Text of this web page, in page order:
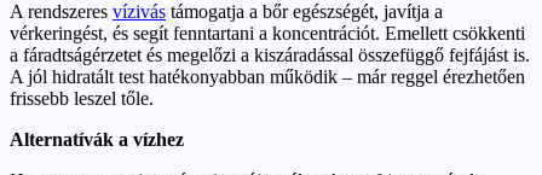
A rendszeres vízivás támogatja a bőr egészségét, javítja a
vérkeringést, és segít fenntartani a koncentrációt. Emellett csökkenti
a fáradtságérzetet és megelőzi a kiszáradással összefüggő fejfájást is.
A jól hidratált test hatékonyabban működik – már reggel érezhetően
frissebb leszel tőle.
Alternatívák a vízhez